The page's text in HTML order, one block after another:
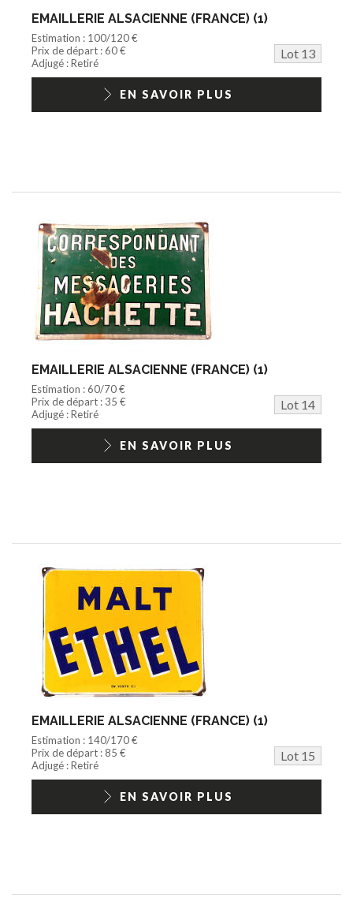
EMAILLERIE ALSACIENNE (FRANCE) (1)
Estimation : 100/120 €
Prix de départ : 60 €
Lot 13
Adjugé : Retiré
EN SAVOIR PLUS
EMAILLERIE ALSACIENNE (FRANCE) (1)
Estimation : 60/70 €
Prix de départ : 35 €
Lot 14
Adjugé : Retiré
EN SAVOIR PLUS
EMAILLERIE ALSACIENNE (FRANCE) (1)
Estimation : 140/170 €
Prix de départ : 85 €
Lot 15
Adjugé : Retiré
EN SAVOIR PLUS